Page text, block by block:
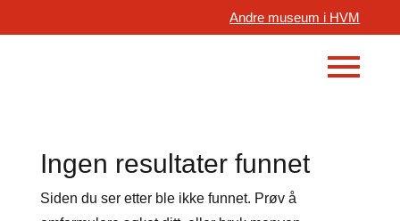
Andre museum i HVM
Ingen resultater funnet
Siden du ser etter ble ikke funnet. Prøv å